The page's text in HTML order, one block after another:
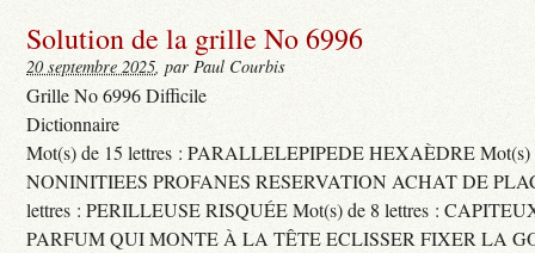
Solution de la grille No 6996
20 septembre 2025, par Paul Courbis
Grille No 6996 Difficile
Dictionnaire
Mot(s) de 15 lettres : PARALLELEPIPEDE HEXAÈDRE Mot(s)
NONINITIEES PROFANES RESERVATION ACHAT DE
lettres : PERILLEUSE RISQUÉE Mot(s) de 8 lettres :
PARFUM QUI MONTE À LA TÊTE ECLISSER FIXER LA